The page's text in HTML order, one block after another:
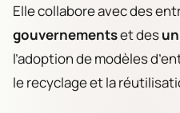
Elle collabore avec des
gouvernementset des
l’adoption de modèles
le recyclage et la